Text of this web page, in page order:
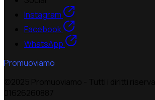
Instagram
Facebook
WhatsApp
Promuoviamo